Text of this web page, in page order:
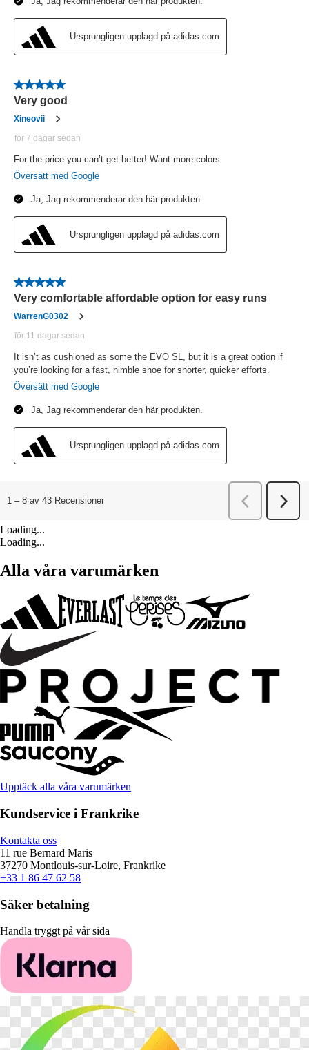
Loading...
Loading...
Alla våra varumärken
Upptäck alla våra varumärken
Kundservice i Frankrike
Kontakta oss
11 rue Bernard Maris
37270 Montlouis-sur-Loire, Frankrike
+33 1 86 47 62 58
Säker betalning
Handla tryggt på vår sida